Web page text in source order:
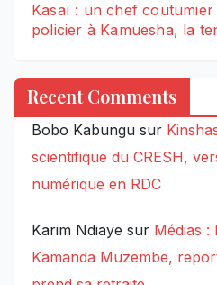
Kasaï : un chef
policier à Kamuesha, la
Recent Comments
Bobo Kabungu sur
scientifique du CRESH,
numérique en RDC
Karim Ndiaye sur Médias :
Kamanda Muzembe,